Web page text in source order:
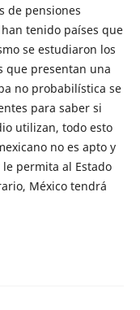
de pensiones
tenido países que
se estudiaron los
que presentan una
no probabilística se
para saber si
utilizan, todo esto
no es apto y
permita al Estado
México tendrá